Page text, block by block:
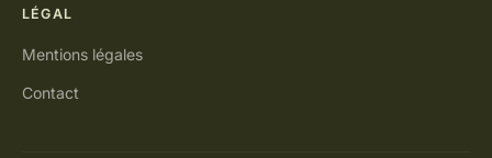
LÉGAL
Mentions légales
Contact